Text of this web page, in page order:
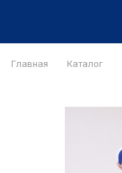
Главная Каталог